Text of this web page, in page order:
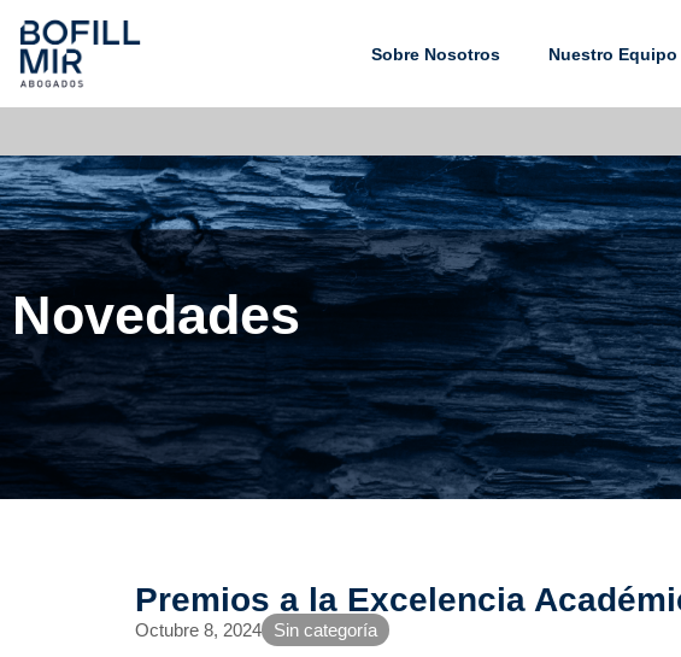
Sobre Nosotros Nuestro Equipo
Novedades
Premios a la Excelencia
Octubre 8, 2024 Sin categoría